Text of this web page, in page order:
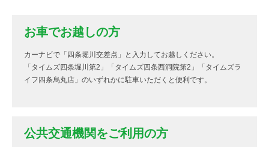
お車でお越しの方
カーナビで「四条堀川交差点」と入力してお越しください。
「タイムズ四条堀川第2」「タイムズ四条西洞院第2」「タイムズラ
イフ四条烏丸店」のいずれかに駐車いただくと便利です。
公共交通機関をご利用の方